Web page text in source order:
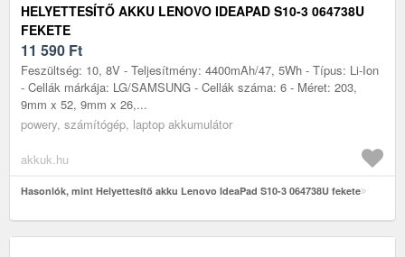
HELYETTESÍTŐ AKKU LENOVO IDEAPAD S10-3 064738U
FEKETE
11 590 Ft
Feszültség: 10, 8V - Teljesítmény: 4400mAh/47, 5Wh - Típus: Li-Ion
- Cellák márkája: LG/SAMSUNG - Cellák száma: 6 - Méret: 203,
9mm x 52, 9mm x 26,...
powery, számítógép, laptop akkumulátor
akkuk.hu
Hasonlók, mint Helyettesítő akku Lenovo IdeaPad S10-3 064738U fekete